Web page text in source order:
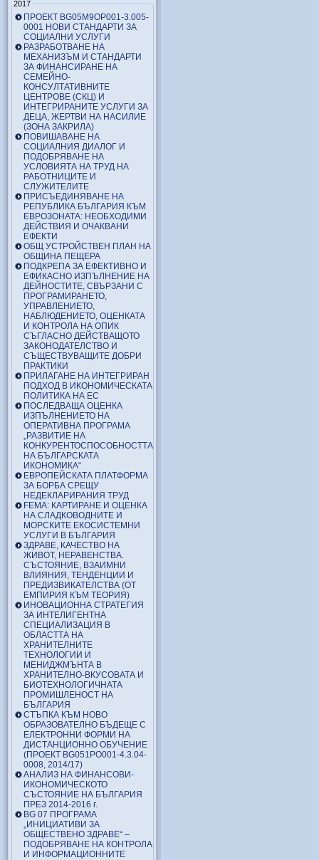
2017
ПРОЕКТ BG05M9OP001-3.005-
0001 НОВИ СТАНДАРТИ ЗА
СОЦИАЛНИ УСЛУГИ
РАЗРАБОТВАНЕ НА
МЕХАНИЗЪМ И СТАНДАРТИ
ЗА ФИНАНСИРАНЕ НА
СЕМЕЙНО-
КОНСУЛТАТИВНИТЕ
ЦЕНТРОВЕ (СКЦ) И
ИНТЕГРИРАНИТЕ УСЛУГИ ЗА
ДЕЦА, ЖЕРТВИ НА НАСИЛИЕ
(ЗОНА ЗАКРИЛА)
ПОВИШАВАНЕ НА
СОЦИАЛНИЯ ДИАЛОГ И
ПОДОБРЯВАНЕ НА
УСЛОВИЯТА НА ТРУД НА
РАБОТНИЦИТЕ И
СЛУЖИТЕЛИТЕ
ПРИСЪЕДИНЯВАНЕ НА
РЕПУБЛИКА БЪЛГАРИЯ КЪМ
ЕВРОЗОНАТА: НЕОБХОДИМИ
ДЕЙСТВИЯ И ОЧАКВАНИ
ЕФЕКТИ
ОБЩ УСТРОЙСТВЕН ПЛАН НА
ОБЩИНА ПЕЩЕРА
ПОДКРЕПА ЗА ЕФЕКТИВНО И
ЕФИКАСНО ИЗПЪЛНЕНИЕ НА
ДЕЙНОСТИТЕ, СВЪРЗАНИ С
ПРОГРАМИРАНЕТО,
УПРАВЛЕНИЕТО,
НАБЛЮДЕНИЕТО, ОЦЕНКАТА
И КОНТРОЛА НА ОПИК
СЪГЛАСНО ДЕЙСТВАЩОТО
ЗАКОНОДАТЕЛСТВО И
СЪЩЕСТВУВАЩИТЕ ДОБРИ
ПРАКТИКИ
ПРИЛАГАНЕ НА ИНТЕГРИРАН
ПОДХОД В ИКОНОМИЧЕСКАТА
ПОЛИТИКА НА ЕС
ПОСЛЕДВАЩА ОЦЕНКА
ИЗПЪЛНЕНИЕТО НА
ОПЕРАТИВНА ПРОГРАМА
„РАЗВИТИЕ НА
КОНКУРЕНТОСПОСОБНОСТТА
НА БЪЛГАРСКАТА
ИКОНОМИКА“
ЕВРОПЕЙСКАТА ПЛАТФОРМА
ЗА БОРБА СРЕЩУ
НЕДЕКЛАРИРАНИЯ ТРУД
FEMA: КАРТИРАНЕ И ОЦЕНКА
НА СЛАДКОВОДНИТЕ И
МОРСКИТЕ ЕКОСИСТЕМНИ
УСЛУГИ В БЪЛГАРИЯ
ЗДРАВЕ, КАЧЕСТВО НА
ЖИВОТ, НЕРАВЕНСТВА.
СЪСТОЯНИЕ, ВЗАИМНИ
ВЛИЯНИЯ, ТЕНДЕНЦИИ И
ПРЕДИЗВИКАТЕЛСТВА (ОТ
ЕМПИРИЯ КЪМ ТЕОРИЯ)
ИНОВАЦИОННА СТРАТЕГИЯ
ЗА ИНТЕЛИГЕНТНА
СПЕЦИАЛИЗАЦИЯ В
ОБЛАСТТА НА
ХРАНИТЕЛНИТЕ
ТЕХНОЛОГИИ И
МЕНИДЖМЪНТА В
ХРАНИТЕЛНО-ВКУСОВАТА И
БИОТЕХНОЛОГИЧНАТА
ПРОМИШЛЕНОСТ НА
БЪЛГАРИЯ
СТЪПКА КЪМ НОВО
ОБРАЗОВАТЕЛНО БЪДЕЩЕ С
ЕЛЕКТРОННИ ФОРМИ НА
ДИСТАНЦИОННО ОБУЧЕНИЕ
(ПРОЕКТ BG051PO001-4.3.04-
0008, 2014/17)
АНАЛИЗ НА ФИНАНСОВИ-
ИКОНОМИЧЕСКОТО
СЪСТОЯНИЕ НА БЪЛГАРИЯ
ПРЕЗ 2014-2016 г.
BG 07 ПРОГРАМА
„ИНИЦИАТИВИ ЗА
ОБЩЕСТВЕНО ЗДРАВЕ“ –
ПОДОБРЯВАНЕ НА КОНТРОЛА
И ИНФОРМАЦИОННИТЕ